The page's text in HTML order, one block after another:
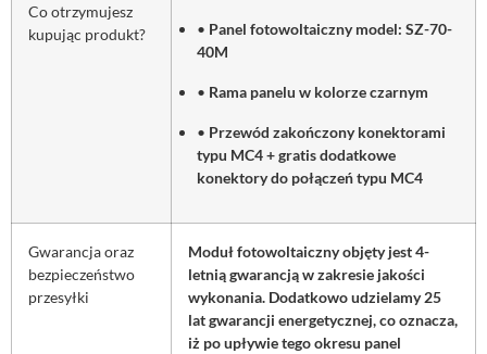
Co otrzymujesz
kupując produkt?
• Panel fotowoltaiczny model: SZ-70-
40M
• Rama panelu w kolorze czarnym
• Przewód zakończony konektorami
typu MC4 + gratis dodatkowe
konektory do połączeń typu MC4
Gwarancja oraz
bezpieczeństwo
przesyłki
Moduł fotowoltaiczny objęty jest 4-
letnią gwarancją w zakresie jakości
wykonania. Dodatkowo udzielamy 25
lat gwarancji energetycznej, co oznacza,
iż po upływie tego okresu panel